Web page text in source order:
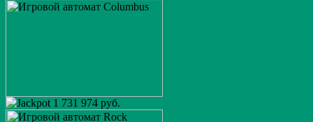
1 731 974 руб.